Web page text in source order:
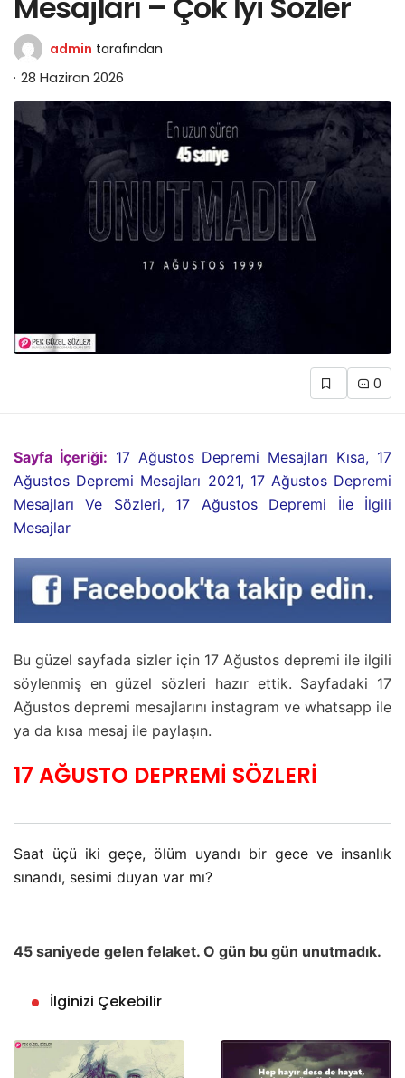
admin tarafından
28 Haziran 2026
0
Sayfa İçeriği: 17 Ağustos Depremi Mesajları Kısa, 17
Ağustos Depremi Mesajları 2021, 17 Ağustos Depremi
Mesajları Ve Sözleri, 17 Ağustos Depremi İle İlgili
Mesajlar
Bu güzel sayfada sizler için 17 Ağustos depremi ile ilgili
söylenmiş en güzel sözleri hazır ettik. Sayfadaki 17
Ağustos depremi mesajlarını instagram ve whatsapp ile
ya da kısa mesaj ile paylaşın.
17 AĞUSTO DEPREMİ SÖZLERİ
Saat üçü iki geçe, ölüm uyandı bir gece ve insanlık
sınandı, sesimi duyan var mı?
45 saniyede gelen felaket. O gün bu gün unutmadık.
İlginizi Çekebilir